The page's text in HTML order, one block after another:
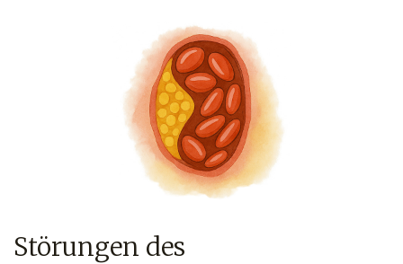
Störungen des